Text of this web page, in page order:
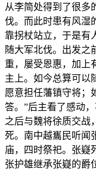
从李简处得到了很多
伐。而此时患有风湿
靠拐杖站立，于是有
随大军北伐。出发之
重，屡受恩惠，加上
主上。如今总算可以
愿意担任藩镇守将；
答。”后主看了感动，
之后与魏将徐质交战
死。南中越巂民听闻
庙，四时祭祀。张嶷
张护雄继承张嶷的爵